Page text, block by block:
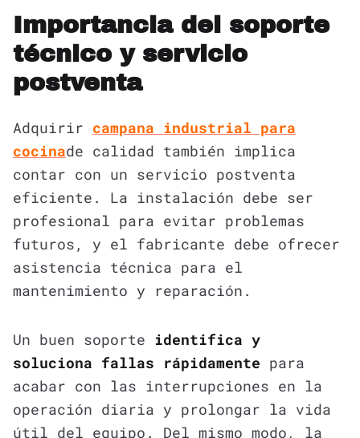
Importancia del soporte
técnico y servicio
postventa
Adquirir campana industrial para
cocinade calidad también implica
contar con un servicio postventa
eficiente. La instalación debe ser
profesional para evitar problemas
futuros, y el fabricante debe ofrecer
asistencia técnica para el
mantenimiento y reparación.
Un buen soporte identifica y
soluciona fallas rápidamente para
acabar con las interrupciones en la
operación diaria y prolongar la vida
útil del equipo. Del mismo modo, la